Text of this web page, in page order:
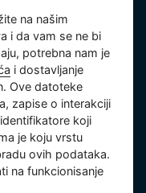
sudu u Pragu,
na našim
i da vam se ne bi
potrebna nam je
i dostavljanje
Ove datoteke
zapise o interakciji
koji
je koju vrstu
ovih podataka.
na funkcionisanje